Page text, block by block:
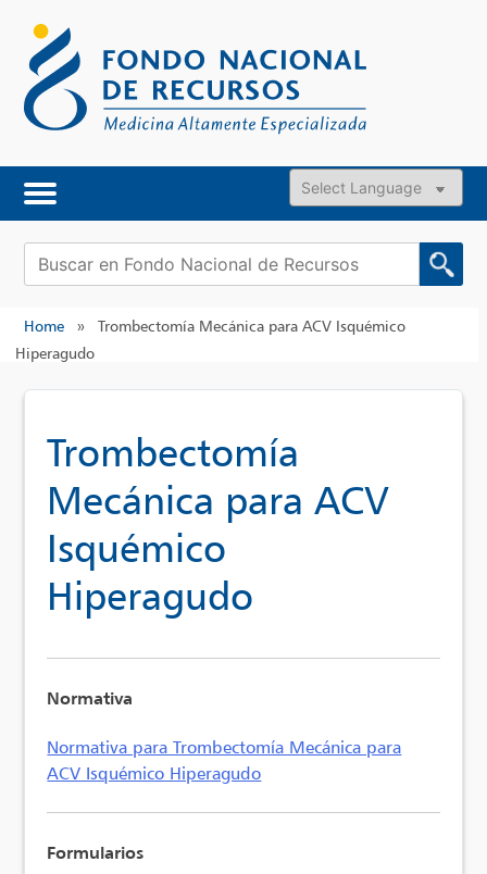
content
Powered by
Buscar:
Home »
Trombectomía Mecánica para ACV Isquémico
Hiperagudo
Trombectomía
Mecánica para ACV
Isquémico
Hiperagudo
Normativa
Normativa para Trombectomía Mecánica para
ACV Isquémico Hiperagudo
Formularios